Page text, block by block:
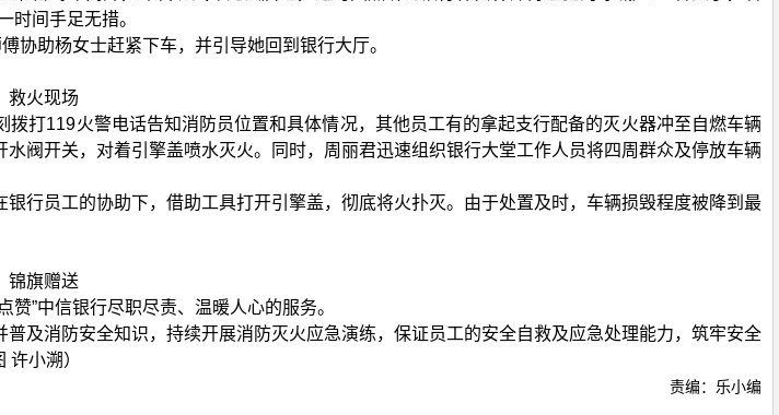
时间手足无措。
协助杨女士赶紧下车，并引导她回到银行大厅。
救火现场
打119火警电话告知消防员位置和具体情况，其他员工有的拿起支行配备的灭火器冲至自燃车辆
阀开关，对着引擎盖喷水灭火。同时，周丽君迅速组织银行大堂工作人员将四周群众及停放车辆
行员工的协助下，借助工具打开引擎盖，彻底将火扑灭。由于处置及时，车辆损毁程度被降到最
锦旗赠送
”中信银行尽职尽责、温暖人心的服务。
及消防安全知识，持续开展消防灭火应急演练，保证员工的安全自救及应急处理能力，筑牢安全
小溯）
责编：乐小编